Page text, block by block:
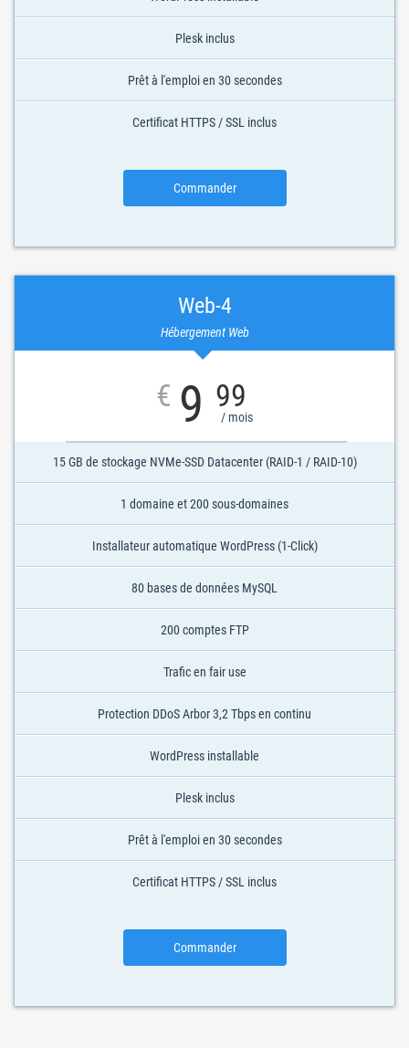
Plesk inclus
Prêt à l'emploi en 30 secondes
Certificat HTTPS / SSL inclus
Commander
Web-4
Hébergement Web
€ 9 99
/ mois
15 GB de stockage NVMe-SSD Datacenter (RAID-1 / RAID-10)
1 domaine et 200 sous-domaines
Installateur automatique WordPress (1-Click)
80 bases de données MySQL
200 comptes FTP
Trafic en fair use
Protection DDoS Arbor 3,2 Tbps en continu
WordPress installable
Plesk inclus
Prêt à l'emploi en 30 secondes
Certificat HTTPS / SSL inclus
Commander